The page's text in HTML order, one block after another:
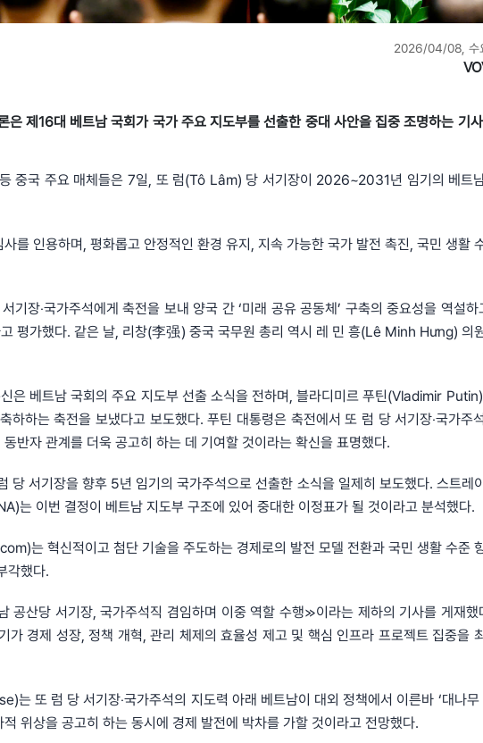
2026/04/08, 수
제16대 베트남 국회가 국가 주요 지도부를 선출한 중대 사안을 집중 조명하는 기
중국 주요 매체들은 7일, 또 럼(Tô Lâm) 당 서기장이 2026~2031년 임기의 베트
를 인용하며, 평화롭고 안정적인 환경 유지, 지속 가능한 국가 발전 촉진, 국민 생활
기장‧국가주석에게 축전을 보내 양국 간 ‘미래 공유 공동체’ 구축의 중요성을 역설
평가했다. 같은 날, 리창(李强) 중국 국무원 총리 역시 레 민 흥(Lê Minh Hưng) 의
은 베트남 국회의 주요 지도부 선출 소식을 전하며, 블라디미르 푸틴(Vladimir
하하는 축전을 보냈다고 보도했다. 푸틴 대통령은 축전에서 또 럼 당 서기장‧국가주
반자 관계를 더욱 공고히 하는 데 기여할 것이라는 확신을 표명했다.
당 서기장을 향후 5년 임기의 국가주석으로 선출한 소식을 일제히 보도했다. 스트레
는 이번 결정이 베트남 지도부 구조에 있어 중대한 이정표가 될 것이라고 분석했다.
는 혁신적이고 첨단 기술을 주도하는 경제로의 발전 모델 전환과 국민 생활 수준
각했다.
산당 서기장, 국가주석직 겸임하며 이중 역할 수행≫이라는 제하의 기사를 게재했
가 경제 성장, 정책 개혁, 관리 체제의 효율성 제고 및 핵심 인프라 프로젝트 집중을
또 럼 당 서기장‧국가주석의 지도력 아래 베트남이 대외 정책에서 이른바 ‘대나무
위상을 공고히 하는 동시에 경제 발전에 박차를 가할 것이라고 전망했다.